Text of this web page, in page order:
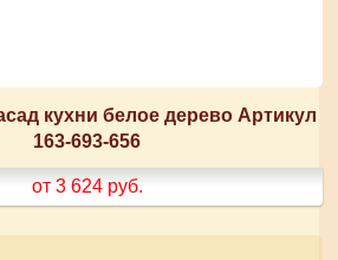
кухни белое дерево Артикул
163-693-656
от 3 624 руб.